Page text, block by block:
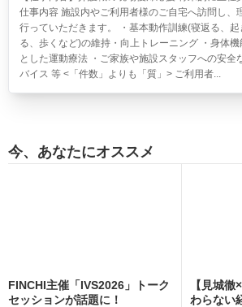
仕事内容 施設内やご利用者様のご自宅へ訪問し、
行っていただきます。 ・基本動作訓練(寝返る、
る、歩くなど)の維持・向上トレーニング ・身体
とした運動療法 ・ご家族や施設スタッフへの安全
バイス 等 <「件数」よりも「質」> ご利用者...
今、あなたにオススメ
FINCHI主催「IVS2026」トーク
セッションが話題に！
【見城
わらない